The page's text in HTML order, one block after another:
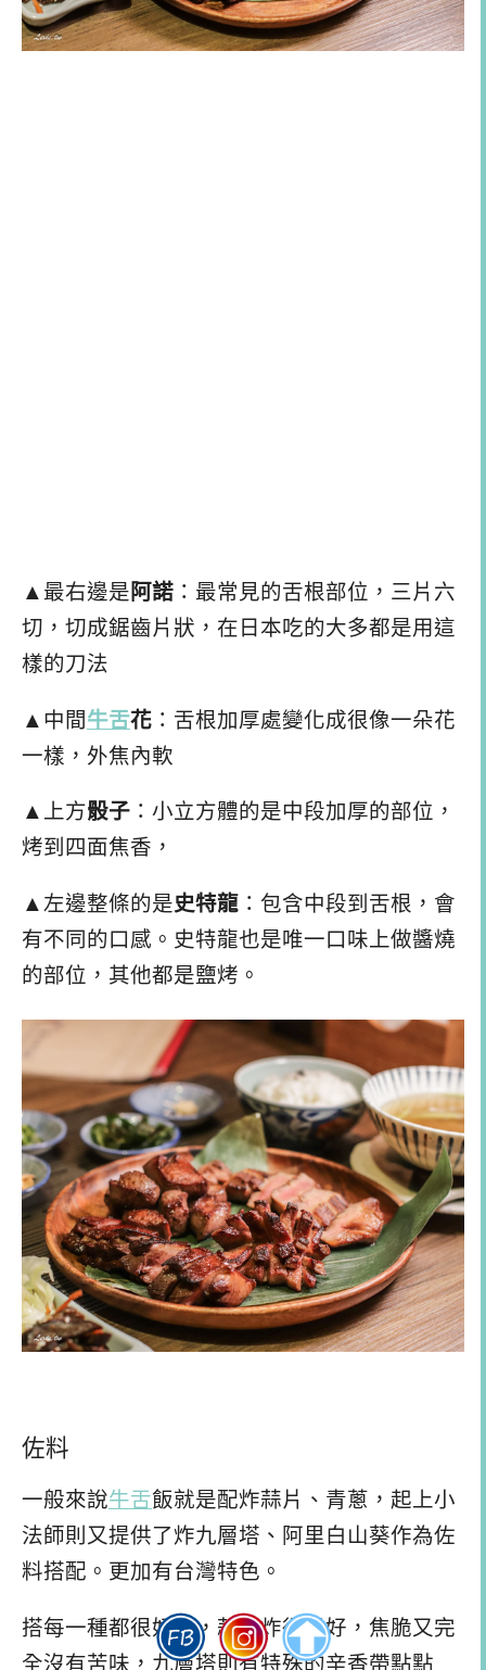
▲最右邊是阿諾 ：最常見的舌根部位，三片六
切，切成鋸齒片狀，在日本吃的大多都是用這
樣的刀法
▲中間牛舌花 ：舌根加厚處變化成很像一朵花
一樣，外焦內軟
▲上方骰子 ：小立方體的是中段加厚的部位，
烤到四面焦香，
▲左邊整條的是史特龍 ：包含中段到舌根，會
有不同的口感。史特龍也是唯一口味上做醬燒
的部位，其他都是鹽烤。
佐料
一般來說牛舌飯就是配炸蒜片、青蔥，起上小
法師則又提供了炸九層塔、阿里白山葵作為佐
料搭配。更加有台灣特色。
搭每一種都很好吃，蒜片炸得很好，焦脆又完
全沒有苦味，九層塔則有特殊的辛香帶點點